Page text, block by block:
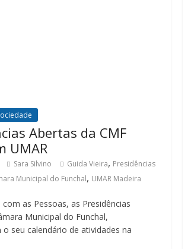
Abertas da CMF
UMAR
Sara Silvino Guida Vieira, Presidências
Municipal do Funchal, UMAR Madeira
as Pessoas, as Presidências
Municipal do Funchal,
seu calendário de atividades na